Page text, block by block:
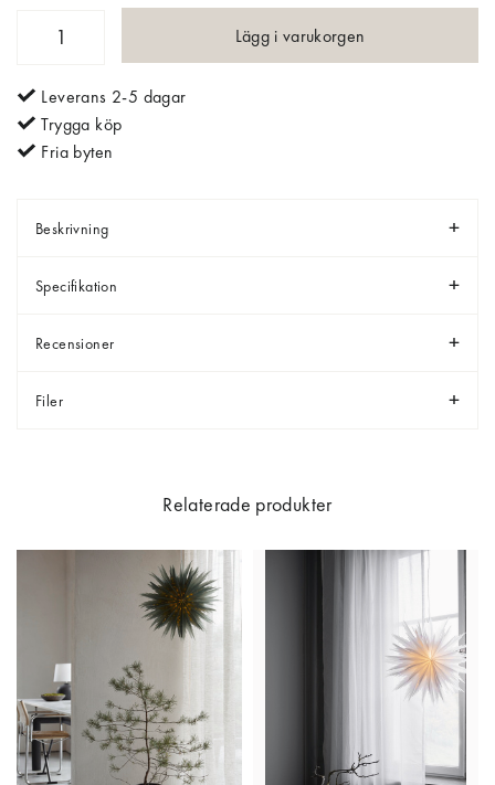
Lägg i varukorgen
Leverans 2-5 dagar
Trygga köp
Fria byten
Beskrivning
Specifikation
Recensioner
Filer
Relaterade produkter